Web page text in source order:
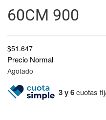
60CM 900
$51.647
Precio Normal
Agotado
3 y 6cuotas